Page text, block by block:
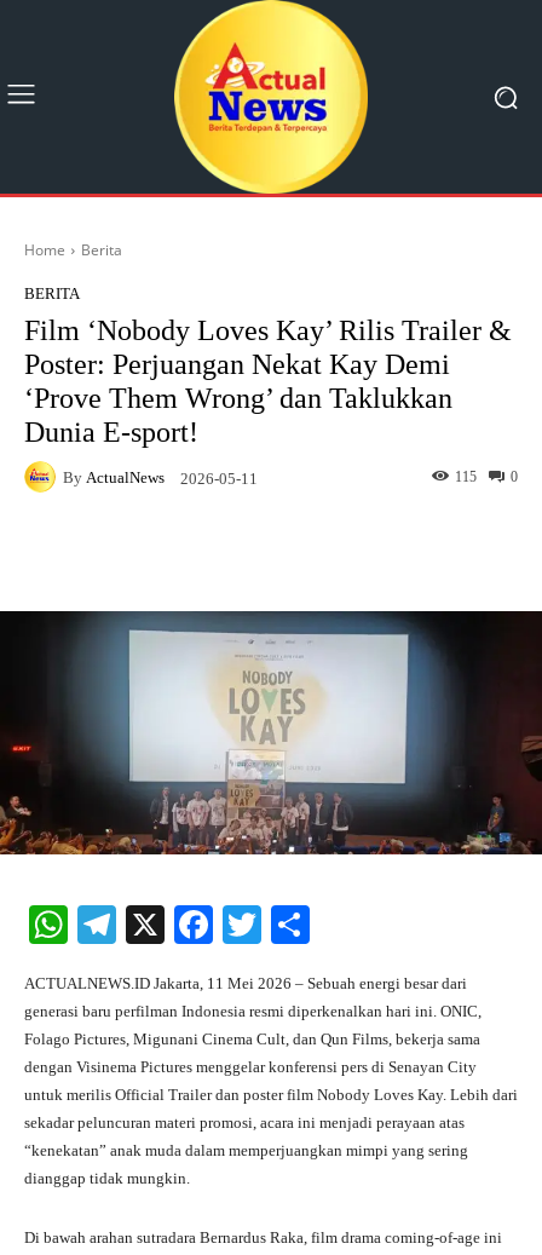
Home Berita
BERITA
Film ‘Nobody Loves Kay’ Rilis Trailer &
Poster: Perjuangan Nekat Kay Demi
‘Prove Them Wrong’ dan Taklukkan
Dunia E-sport!
By ActualNews 2026-05-11 0
115
W
ts
A
pp
Te
gr
a
m
X
Fa
bo
ok
T
tte
r
re
ACTUALNEWS.ID Jakarta, 11 Mei 2026 – Sebuah energi besar dari
generasi baru perfilman Indonesia resmi diperkenalkan hari ini. ONIC,
Folago Pictures, Migunani Cinema Cult, dan Qun Films, bekerja sama
dengan Visinema Pictures menggelar konferensi pers di Senayan City
untuk merilis Official Trailer dan poster film Nobody Loves Kay. Lebih dari
sekadar peluncuran materi promosi, acara ini menjadi perayaan atas
“kenekatan” anak muda dalam memperjuangkan mimpi yang sering
dianggap tidak mungkin.
Di bawah arahan sutradara Bernardus Raka, film drama coming-of-age ini